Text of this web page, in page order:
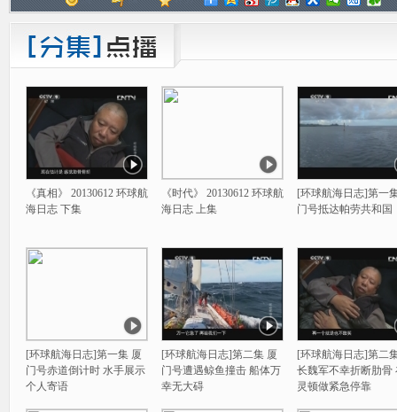
《真相》 20130612 环球航
海日志 下集
《时代》 20130612 环球航
海日志 上集
[环球航海日志]第一
门号抵达帕劳共和国
[环球航海日志]第一集 厦
门号赤道倒计时 水手展示
个人寄语
[环球航海日志]第二集 厦
门号遭遇鲸鱼撞击 船体万
幸无大碍
[环球航海日志]第二
长魏军不幸折断肋骨
灵顿做紧急停靠